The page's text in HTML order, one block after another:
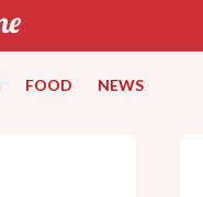
FOOD NEWS